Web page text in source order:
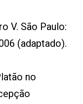
V. São Paulo:
(adaptado).
no